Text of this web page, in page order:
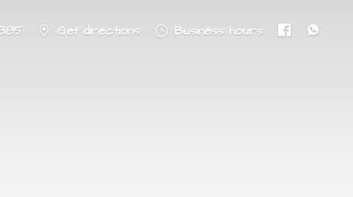
Get directions Business hours